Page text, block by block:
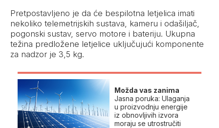
Pretpostavljeno je da će bespilotna letjelica imati
nekoliko telemetrijskih sustava, kameru i odašiljač,
pogonski sustav, servo motore i bateriju. Ukupna
težina predložene letjelice uključujući komponente
za nadzor je 3,5 kg.
Možda vas zanima
Jasna poruka: Ulaganja
u proizvodnju energije
iz obnovljivih izvora
moraju se utrostručiti